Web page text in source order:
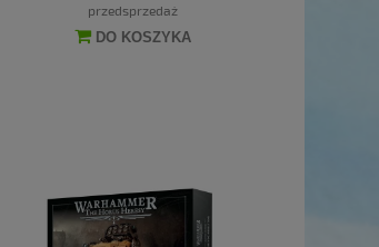
przedsprzedaż
DO KOSZYKA